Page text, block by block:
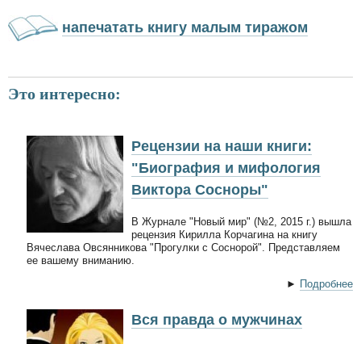
напечатать книгу малым тиражом
Это интересно:
Рецензии на наши книги:
"Биография и мифология
Виктора Сосноры"
В Журнале "Новый мир" (№2, 2015 г.) вышла
рецензия Кирилла Корчагина на книгу
Вячеслава Овсянникова "Прогулки с Соснорой". Представляем
ее вашему вниманию.
► Подробнее
Вся правда о мужчинах